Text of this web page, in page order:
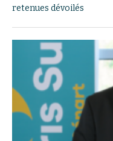
retenues dévoilés